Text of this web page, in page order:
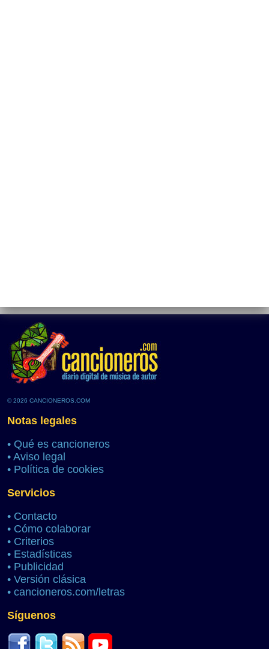
© 2026 CANCIONEROS.COM
Notas legales
• Qué es cancioneros
• Aviso legal
• Política de cookies
Servicios
• Contacto
• Cómo colaborar
• Criterios
• Estadísticas
• Publicidad
• Versión clásica
• cancioneros.com/letras
Síguenos